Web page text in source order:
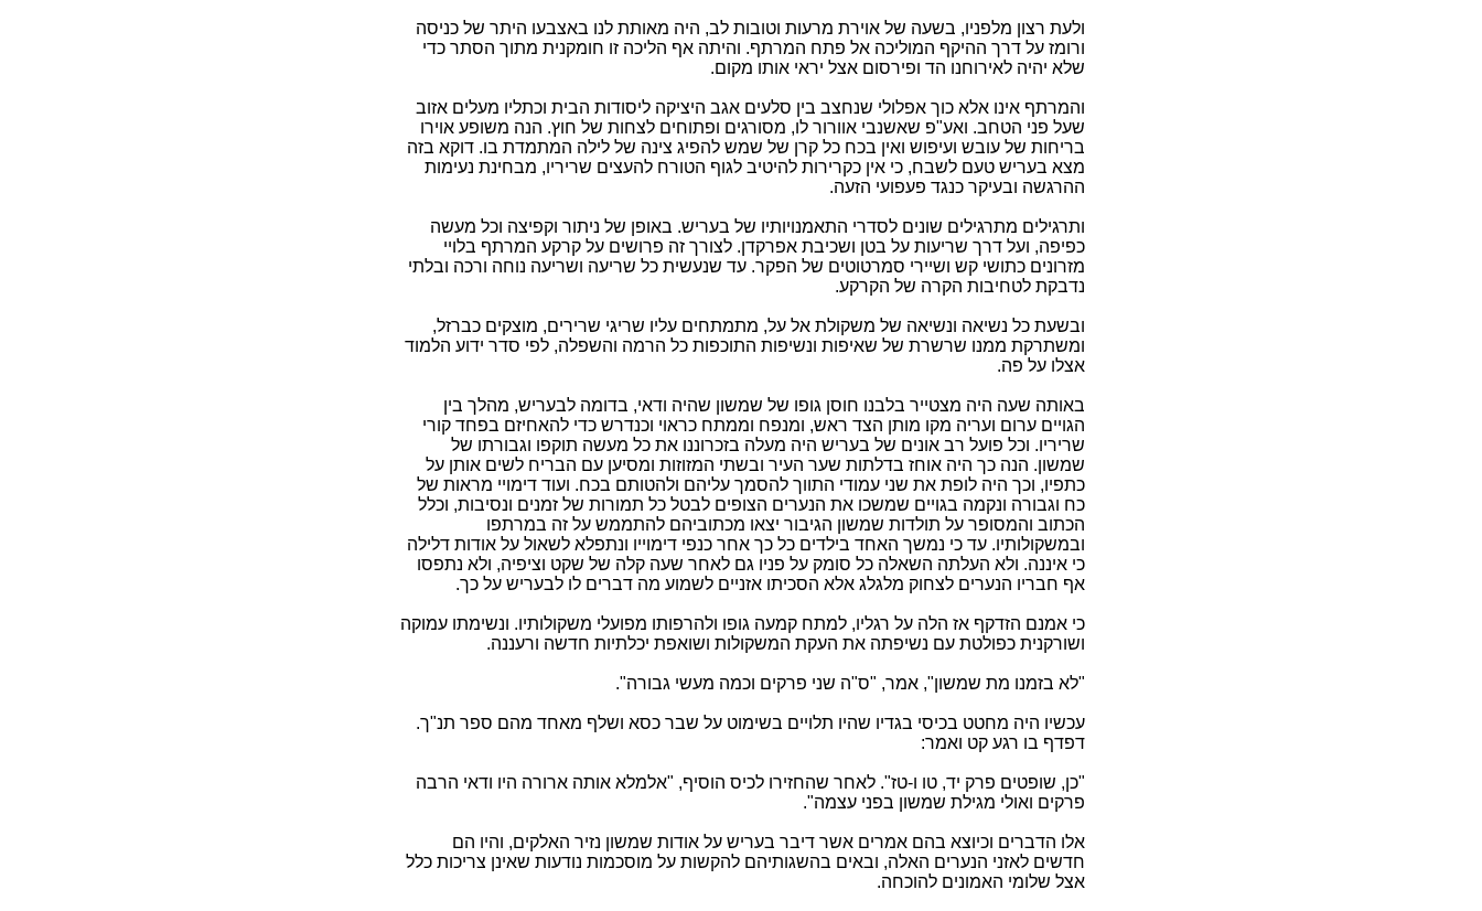
ולעת רצון מלפניו, בשעה של אוירת מרעות וטובות לב, היה מאותת לנו באצבעו היתר של כניסה
ורומז על דרך ההיקף המוליכה אל פתח המרתף. והיתה אף הליכה זו חומקנית מתוך הסתר כדי
שלא יהיה לאירוחנו הד ופירסום אצל יראי אותו מקום.
והמרתף אינו אלא כוך אפלולי שנחצב בין סלעים אגב היציקה ליסודות הבית וכתליו מעלים אזוב
שעל פני הטחב. ואע"פ שאשנבי אוורור לו, מסורגים ופתוחים לצחות של חוץ. הנה משופע אוירו
בריחות של עובש ועיפוש ואין בכח כל קרן של שמש להפיג צינה של לילה המתמדת בו. דוקא בזה
מצא בעריש טעם לשבח, כי אין כקרירות להיטיב לגוף הטורח להעצים שריריו, מבחינת נעימות
ההרגשה ובעיקר כנגד פעפועי הזעה.
ותרגילים מתרגילים שונים לסדרי התאמנויותיו של בעריש. באופן של ניתור וקפיצה וכל מעשה
כפיפה, ועל דרך שריעות על בטן ושכיבת אפרקדן. לצורך זה פרושים על קרקע המרתף בלויי
מזרונים כתושי קש ושיירי סמרטוטים של הפקר. עד שנעשית כל שריעה ושריעה נוחה ורכה ובלתי
נדבקת לטחיבות הקרה של הקרקע.
ובשעת כל נשיאה ונשיאה של משקולת אל על, מתמתחים עליו שריגי שרירים, מוצקים כברזל,
ומשתרקת ממנו שרשרת של שאיפות ונשיפות התוכפות כל הרמה והשפלה, לפי סדר ידוע הלמוד
אצלו על פה.
באותה שעה היה מצטייר בלבנו חוסן גופו של שמשון שהיה ודאי, בדומה לבעריש, מהלך בין
הגויים ערום ועריה מקו מותן הצד ראש, ומנפח וממתח כראוי וכנדרש כדי להאחיזם בפחד קורי
שריריו. וכל פועל רב אונים של בעריש היה מעלה בזכרוננו את כל מעשה תוקפו וגבורתו של
שמשון. הנה כך היה אוחז בדלתות שער העיר ובשתי המזוזות ומסיען עם הבריח לשים אותן על
כתפיו, וכך היה לופת את שני עמודי התווך להסמך עליהם ולהטותם בכח. ועוד דימויי מראות של
כח וגבורה ונקמה בגויים שמשכו את הנערים הצופים לבטל כל תמורות של זמנים ונסיבות, וכלל
הכתוב והמסופר על תולדות שמשון הגיבור יצאו מכתוביהם להתממש על זה במרתפו
ובמשקולותיו. עד כי נמשך האחד בילדים כל כך אחר כנפי דימוייו ונתפלא לשאול על אודות דלילה
כי איננה. ולא העלתה השאלה כל סומק על פניו גם לאחר שעה קלה של שקט וציפיה, ולא נתפסו
אף חבריו הנערים לצחוק מלגלג אלא הסכיתו אזניים לשמוע מה דברים לו לבעריש על כך.
כי אמנם הזדקף אז הלה על רגליו, למתח קמעה גופו ולהרפותו מפועלי משקולותיו. ונשימתו עמוקה
ושורקנית כפולטת עם נשיפתה את העקת המשקולות ושואפת יכלתיות חדשה ורעננה.
"לא בזמנו מת שמשון", אמר, "ס"ה שני פרקים וכמה מעשי גבורה".
עכשיו היה מחטט בכיסי בגדיו שהיו תלויים בשימוט על שבר כסא ושלף מאחד מהם ספר תנ"ך.
דפדף בו רגע קט ואמר:
"כן, שופטים פרק יד, טו ו-טז". לאחר שהחזירו לכיס הוסיף, "אלמלא אותה ארורה היו ודאי הרבה
פרקים ואולי מגילת שמשון בפני עצמה".
אלו הדברים וכיוצא בהם אמרים אשר דיבר בעריש על אודות שמשון נזיר האלקים, והיו הם
חדשים לאזני הנערים האלה, ובאים בהשגותיהם להקשות על מוסכמות נודעות שאינן צריכות כלל
אצל שלומי האמונים להוכחה.